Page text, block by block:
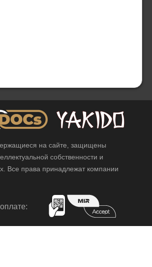
на сайте, защищены
собственности и
Все права принадлежат компании